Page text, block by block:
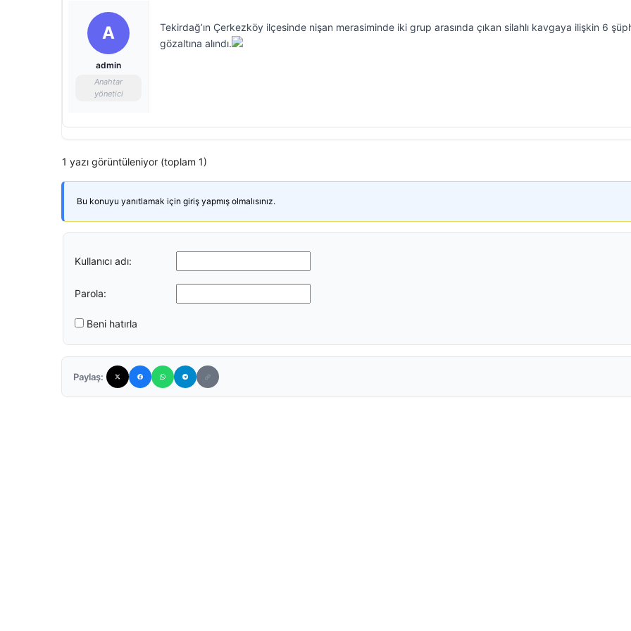
A
admin
Anahtar
yönetici
Tekirdağ’ın Çerkezköy ilçesinde nişan merasiminde iki grup arasında çıkan silahlı kavgaya ilişkin 6
gözaltına alındı.
1 yazı görüntüleniyor (toplam 1)
Bu konuyu yanıtlamak için giriş yapmış olmalısınız.
Kullanıcı adı:
Parola:
Beni hatırla
Paylaş: